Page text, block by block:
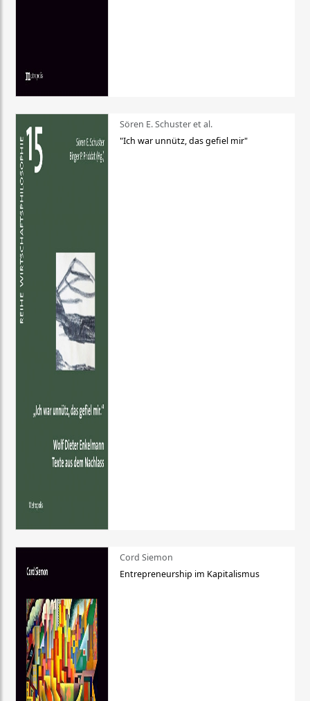
Sören E. Schuster et al.
"Ich war unnütz, das gefiel mir"
Cord Siemon
Entrepreneurship im Kapitalismus